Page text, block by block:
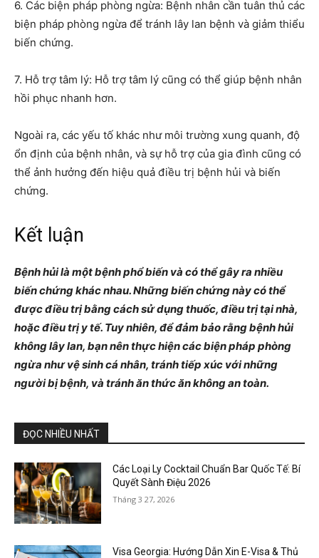
6. Các biện pháp phòng ngừa: Bệnh nhân cần tuân thủ các
biện pháp phòng ngừa để tránh lây lan bệnh và giảm thiểu
biến chứng.
7. Hỗ trợ tâm lý: Hỗ trợ tâm lý cũng có thể giúp bệnh nhân
hồi phục nhanh hơn.
Ngoài ra, các yếu tố khác như môi trường xung quanh, độ
ổn định của bệnh nhân, và sự hỗ trợ của gia đình cũng có
thể ảnh hưởng đến hiệu quả điều trị bệnh hủi và biến
chứng.
Kết luận
Bệnh hủi là một bệnh phổ biến và có thể gây ra nhiều
biến chứng khác nhau. Những biến chứng này có thể
được điều trị bằng cách sử dụng thuốc, điều trị tại nhà,
hoặc điều trị y tế. Tuy nhiên, để đảm bảo rằng bệnh hủi
không lây lan, bạn nên thực hiện các biện pháp phòng
ngừa như vệ sinh cá nhân, tránh tiếp xúc với những
người bị bệnh, và tránh ăn thức ăn không an toàn.
ĐỌC NHIỀU NHẤT
Các Loại Ly Cocktail Chuẩn Bar Quốc Tế: Bí
Quyết Sành Điệu 2026
Tháng 3 27, 2026
Visa Georgia: Hướng Dẫn Xin E-Visa & Thủ